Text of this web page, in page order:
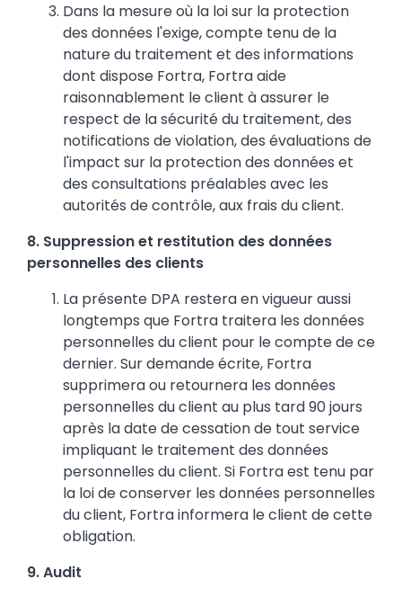
Dans la mesure où la loi sur la protection
des données l'exige, compte tenu de la
nature du traitement et des informations
dont dispose Fortra, Fortra aide
raisonnablement le client à assurer le
respect de la sécurité du traitement, des
notifications de violation, des évaluations de
l'impact sur la protection des données et
des consultations préalables avec les
autorités de contrôle, aux frais du client.
8. Suppression et restitution des données
personnelles des clients
La présente DPA restera en vigueur aussi
longtemps que Fortra traitera les données
personnelles du client pour le compte de ce
dernier. Sur demande écrite, Fortra
supprimera ou retournera les données
personnelles du client au plus tard 90 jours
après la date de cessation de tout service
impliquant le traitement des données
personnelles du client. Si Fortra est tenu par
la loi de conserver les données personnelles
du client, Fortra informera le client de cette
obligation.
9. Audit